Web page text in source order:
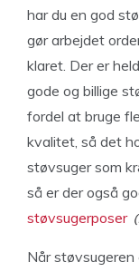
har du en god
gør arbejdet
klaret. Der er
gode og billige
fordel at bruge
kvalitet, så det
støvsuger som
så er der også
støvsugerposer
Når støvsugeren